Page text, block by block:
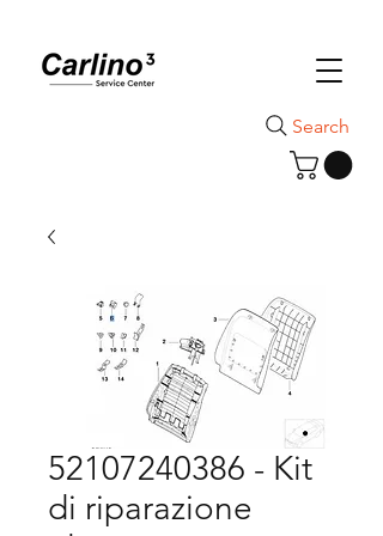
Search
52107240386 - Kit
di riparazione